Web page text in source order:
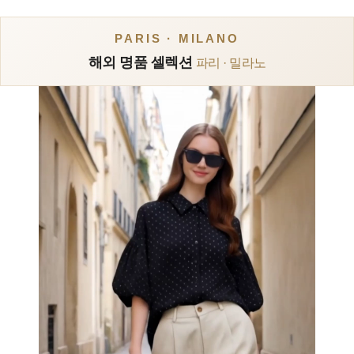
PARIS · MILANO
해외 명품 셀렉션 파리 · 밀라노